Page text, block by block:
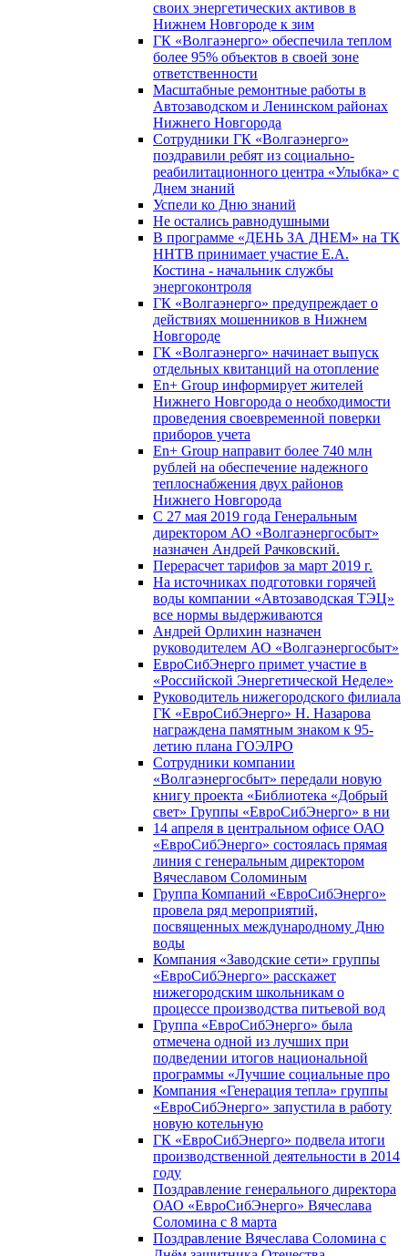
своих энергетических активов в
Нижнем Новгороде к зим
ГК «Волгаэнерго» обеспечила теплом
более 95% объектов в своей зоне
ответственности
Масштабные ремонтные работы в
Автозаводском и Ленинском районах
Нижнего Новгорода
Сотрудники ГК «Волгаэнерго»
поздравили ребят из социально-
реабилитационного центра «Улыбка» с
Днем знаний
Успели ко Дню знаний
Не остались равнодушными
В программе «ДЕНЬ ЗА ДНЕМ» на ТК
ННТВ принимает участие Е.А.
Костина - начальник службы
энергоконтроля
ГК «Волгаэнерго» предупреждает о
действиях мошенников в Нижнем
Новгороде
ГК «Волгаэнерго» начинает выпуск
отдельных квитанций на отопление
En+ Group информирует жителей
Нижнего Новгорода о необходимости
проведения своевременной поверки
приборов учета
En+ Group направит более 740 млн
рублей на обеспечение надежного
теплоснабжения двух районов
Нижнего Новгорода
С 27 мая 2019 года Генеральным
директором АО «Волгаэнергосбыт»
назначен Андрей Рачковский.
Перерасчет тарифов за март 2019 г.
На источниках подготовки горячей
воды компании «Автозаводская ТЭЦ»
все нормы выдерживаются
Андрей Орлихин назначен
руководителем АО «Волгаэнергосбыт»
ЕвроСибЭнерго примет участие в
«Российской Энергетической Неделе»
Руководитель нижегородского филиала
ГК «ЕвроСибЭнерго» Н. Назарова
награждена памятным знаком к 95-
летию плана ГОЭЛРО
Сотрудники компании
«Волгаэнергосбыт» передали новую
книгу проекта «Библиотека «Добрый
свет» Группы «ЕвроСибЭнерго» в ни
14 апреля в центральном офисе ОАО
«ЕвроСибЭнерго» состоялась прямая
линия с генеральным директором
Вячеславом Соломиным
Группа Компаний «ЕвроСибЭнерго»
провела ряд мероприятий,
посвященных международному Дню
воды
Компания «Заводские сети» группы
«ЕвроСибЭнерго» расскажет
нижегородским школьникам о
процессе производства питьевой вод
Группа «ЕвроСибЭнерго» была
отмечена одной из лучших при
подведении итогов национальной
программы «Лучшие социальные про
Компания «Генерация тепла» группы
«ЕвроСибЭнерго» запустила в работу
новую котельную
ГК «ЕвроСибЭнерго» подвела итоги
производственной деятельности в 2014
году
Поздравление генерального директора
ОАО «ЕвроСибЭнерго» Вячеслава
Соломина с 8 марта
Поздравление Вячеслава Соломина с